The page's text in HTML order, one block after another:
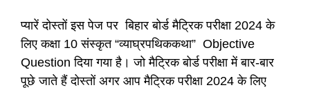
प्यारें दोस्तों इस पेज पर बिहार बोर्ड मैट्रिक परीक्षा 2024 के
लिए कक्षा 10 संस्कृत “व्याघ्रपथिककथा” Objective
Question दिया गया है। जो मैट्रिक बोर्ड परीक्षा में बार-बार
पूछे जाते हैं दोस्तों अगर आप मैट्रिक परीक्षा 2024 के लिए